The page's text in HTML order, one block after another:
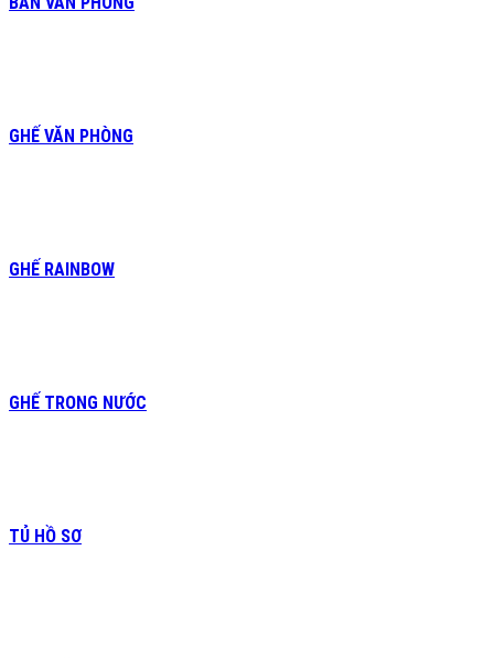
GHẾ VĂN PHÒNG
GHẾ RAINBOW
GHẾ TRONG NƯỚC
TỦ HỒ SƠ